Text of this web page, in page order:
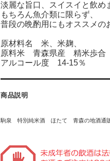
淡麗な旨口、スイスイと飲め
もちろん魚介類に限らず、
普段の晩酌用にもオススメの
原材料名 米、米麹、
原料米 青森県産 精米歩合
アルコール度 14-15％
商品説明
駒泉 特別純米酒 ほたて 青森の地酒通販